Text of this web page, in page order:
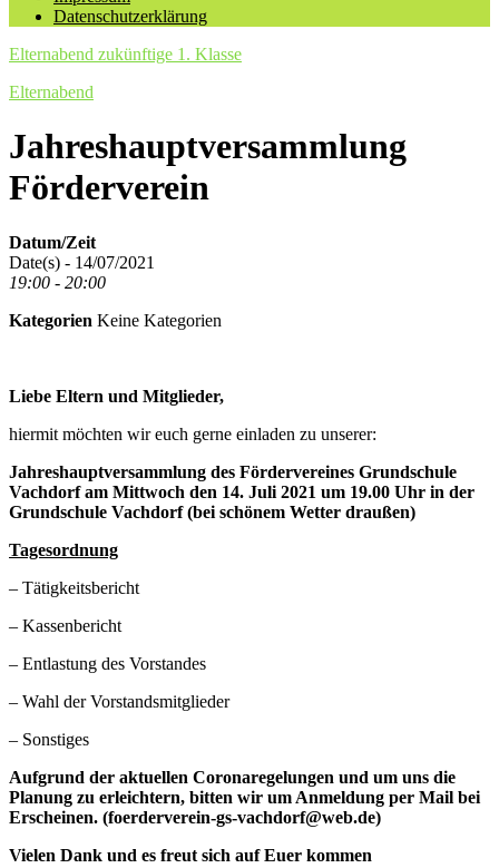
Datenschutzerklärung
Elternabend zukünftige 1. Klasse
Elternabend
Jahreshauptversammlung
Förderverein
Datum/Zeit
Date(s) - 14/07/2021
19:00 - 20:00
Kategorien Keine Kategorien
Liebe Eltern und Mitglieder,
hiermit möchten wir euch gerne einladen zu unserer:
Jahreshauptversammlung des Fördervereines Grundschule
Vachdorfam Mittwoch den 14. Juli 2021 um 19.00 Uhr in der
Grundschule Vachdorf(bei schönem Wetter draußen)
Tagesordnung
– Tätigkeitsbericht
– Kassenbericht
– Entlastung des Vorstandes
– Wahl der Vorstandsmitglieder
– Sonstiges
Aufgrund der aktuellen Coronaregelungen und um uns die
Planung zu erleichtern, bitten wir um Anmeldung per Mail bei
Erscheinen. (foerderverein-gs-vachdorf@web.de)
Vielen Dank und es freut sich auf Euer kommen